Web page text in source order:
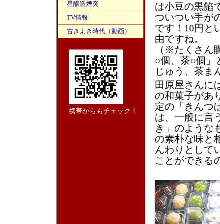
星醸造煙突
TV情報
古きよき時代（動画）
携帯からもチェック！
は小豆の黒餡
ついつい手が
です！10円と
由ですね。
（※たくさん
○個、茶○個」
じゅう、茶ま
田原屋さんに
の和菓子があ
定の「きんつ
は、一般に言
き」のような
の素朴な味と
んわりとして
ことができる